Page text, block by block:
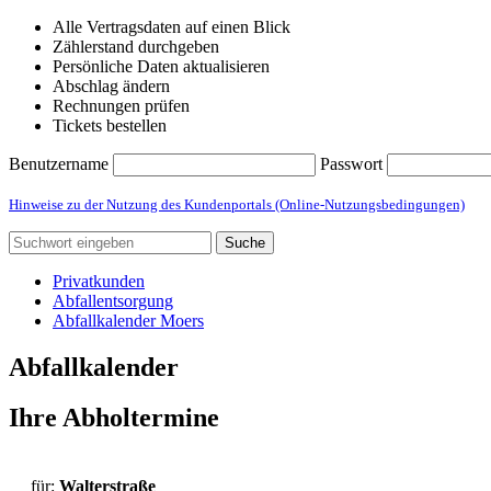
Alle Vertragsdaten auf einen Blick
Zählerstand durchgeben
Persönliche Daten aktualisieren
Abschlag ändern
Rechnungen prüfen
Tickets bestellen
Benutzername Passwort
Hinweise zu der Nutzung des Kundenportals (Online-Nutzungsbedingungen)
Suche
Privatkunden
Abfallentsorgung
Abfallkalender Moers
Abfallkalender
Ihre Abholtermine
für: Walterstraße